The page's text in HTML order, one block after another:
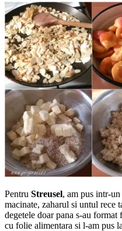
Pentru Streusel, am pus intr-
macinate, zaharul si untul rece
degetele doar pana s-au
cu folie alimentara si l-am pus